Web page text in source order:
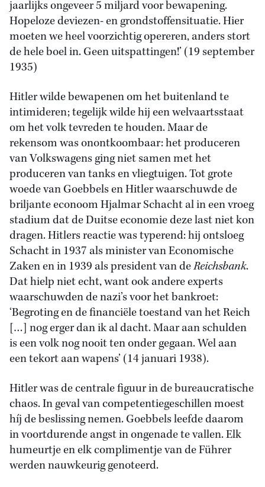
jaarlijks ongeveer 5 miljard voor bewapening.
Hopeloze deviezen- en grondstoffensituatie. Hier
moeten we heel voorzichtig opereren, anders stort
de hele boel in. Geen uitspattingen!’ (19 september
1935)
Hitler wilde bewapenen om het buitenland te
intimideren; tegelijk wilde hij een welvaartsstaat
om het volk tevreden te houden. Maar de
rekensom was onontkoombaar: het produceren
van Volkswagens ging niet samen met het
produceren van tanks en vliegtuigen. Tot grote
woede van Goebbels en Hitler waarschuwde de
briljante econoom Hjalmar Schacht al in een vroeg
stadium dat de Duitse economie deze last niet kon
dragen. Hitlers reactie was typerend: hij ontsloeg
Schacht in 1937 als minister van Economische
Zaken en in 1939 als president van deReichsbank.
Dat hielp niet echt, want ook andere experts
waarschuwden de nazi’s voor het bankroet:
‘Begroting en de financiële toestand van het Reich
[…] nog erger dan ik al dacht. Maar aan schulden
is een volk nog nooit ten onder gegaan. Wel aan
een tekort aan wapens’ (14 januari 1938).
Hitler was de centrale figuur in de bureaucratische
chaos. In geval van competentiegeschillen moest
híj de beslissing nemen. Goebbels leefde daarom
in voortdurende angst in ongenade te vallen. Elk
humeurtje en elk complimentje van de Führer
werden nauwkeurig genoteerd.